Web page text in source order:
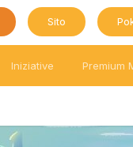
Sito
Iniziative Premium